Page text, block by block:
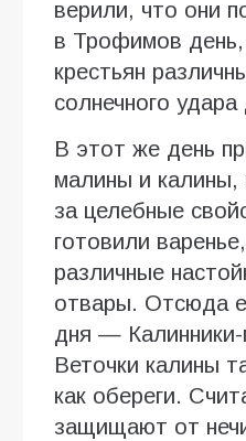
верили, что они
в Трофимов
крестьян
солнечного
В этот же день
малины и калины,
за целебные
готовили
различные
отвары. Отсюда
дня — Калинники-
Веточки калины
как обереги.
защищают от